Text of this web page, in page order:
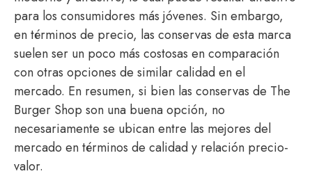
para los consumidores más jóvenes. Sin embargo,
en términos de precio, las conservas de esta marca
suelen ser un poco más costosas en comparación
con otras opciones de similar calidad en el
mercado. En resumen, si bien las conservas de The
Burger Shop son una buena opción, no
necesariamente se ubican entre las mejores del
mercado en términos de calidad y relación precio-
valor.